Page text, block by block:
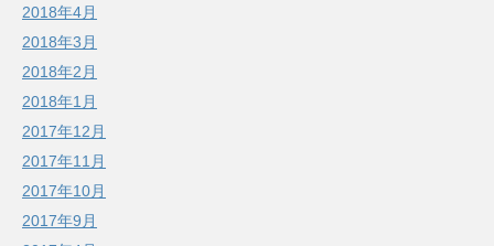
2018年4月
2018年3月
2018年2月
2018年1月
2017年12月
2017年11月
2017年10月
2017年9月